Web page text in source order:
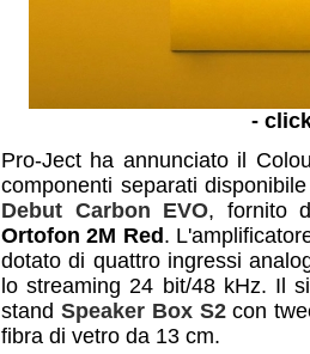
-
Pro-Ject ha annunciato il
componenti separati
Debut Carbon EVO, fornito
Ortofon 2M Red .
dotato di quattro ingressi
lo streaming 24 bit/48 kHz. Il
stand Speaker Box S2con
fibra di vetro da 13 cm.